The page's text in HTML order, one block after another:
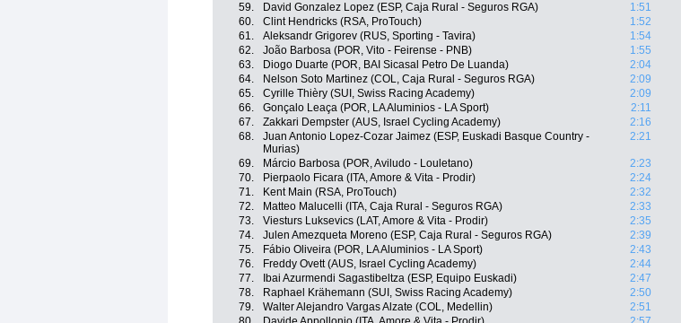
59.
David Gonzalez Lopez (ESP, Caja Rural - Seguros RGA)
1:51
60.
Clint Hendricks (RSA, ProTouch)
1:52
61.
Aleksandr Grigorev (RUS, Sporting - Tavira)
1:54
62.
João Barbosa (POR, Vito - Feirense - PNB)
1:55
63.
Diogo Duarte (POR, BAI Sicasal Petro De Luanda)
2:04
64.
Nelson Soto Martinez (COL, Caja Rural - Seguros RGA)
2:09
65.
Cyrille Thièry (SUI, Swiss Racing Academy)
2:09
66.
Gonçalo Leaça (POR, LA Aluminios - LA Sport)
2:11
67.
Zakkari Dempster (AUS, Israel Cycling Academy)
2:16
68.
Juan Antonio Lopez-Cozar Jaimez (ESP, Euskadi Basque Country -
Murias)
2:21
69. Márcio Barbosa (POR, Aviludo - Louletano)
2:23
70.
Pierpaolo Ficara (ITA, Amore & Vita - Prodir)
2:24
71.
Kent Main (RSA, ProTouch)
2:32
72.
Matteo Malucelli (ITA, Caja Rural - Seguros RGA)
2:33
73.
Viesturs Luksevics (LAT, Amore & Vita - Prodir)
2:35
74.
Julen Amezqueta Moreno (ESP, Caja Rural - Seguros RGA)
2:39
75.
Fábio Oliveira (POR, LA Aluminios - LA Sport)
2:43
76.
Freddy Ovett (AUS, Israel Cycling Academy)
2:44
77.
Ibai Azurmendi Sagastibeltza (ESP, Equipo Euskadi)
2:47
78.
Raphael Krähemann (SUI, Swiss Racing Academy)
2:50
79.
Walter Alejandro Vargas Alzate (COL, Medellin)
2:51